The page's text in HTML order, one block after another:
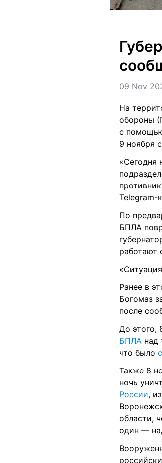
09 Nov
На
обороны
с
9 ноября
«Сегодня
Telegram-
По
БПЛА
работают
Ранее в
Богомаз
после
До этого,
БПЛА над
что было
Также 8
ночь
России,
области,
один —